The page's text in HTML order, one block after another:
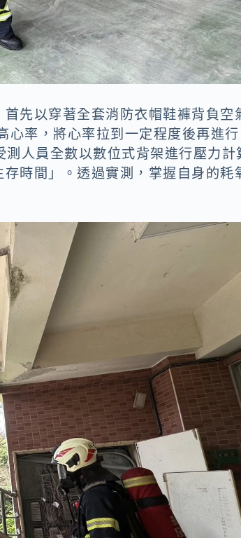
先以穿著全套消防衣帽鞋褲背負空
心率，將心率拉到一定程度後再進行
人員全數以數位式背架進行壓力計
時間」。透過實測，掌握自身的耗